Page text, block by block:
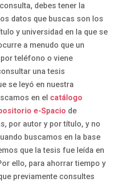
debes tener la
datos que buscas son los
y universidad en la que se
a menudo que un
teléfono o viene
una tesis
se leyó en nuestra
en el catálogo
e-Spacio de
por autor y por título, y no
buscamos en la base
que la tesis fue leída en
ello, para ahorrar tiempo y
previamente consultes